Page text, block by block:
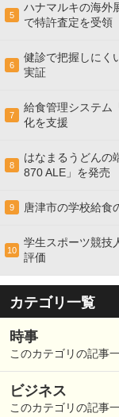
5
ハナマルキの海外
で特許査定を受領
6
健診で把握しにく
実証
7
給食管理システム
化を支援
8
はなまるうどんの
870 ALE」を発売
9 唐津市の学校給食
10
学生スポーツ競技
評価
カテゴリ一覧
時事
このカテゴリの記事
ビジネス
このカテゴリの記事